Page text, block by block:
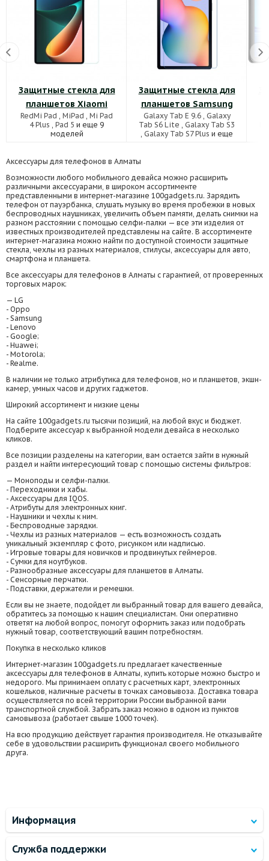
Защитные стекла для
планшетов Xiaomi
RedMi Pad , MiPad , Mi Pad
4 Plus , Pad 5 и еще 9
моделей
Защитные стекла для
планшетов Samsung
Galaxy Tab E 9.6, Galaxy
Tab S6 Lite , Galaxy Tab S3
, Galaxy Tab S7 Plus и еще
Аксессуары для телефонов в Алматы
Возможности любого мобильного девайса можно расширить
различными аксессуарами, в широком ассортименте
представленными в интернет-магазине 100gadgets.ru. Зарядить
телефон от пауэрбанка, слушать музыку во время пробежки в новых
беспроводных наушниках, увеличить объем памяти, делать снимки на
разном расстоянии с помощью селфи-палки — все эти изделия от
известных производителей представлены на сайте. В ассортименте
интернет-магазина можно найти по доступной стоимости защитные
стекла, чехлы из разных материалов, стилусы, аксессуары для авто,
смартфона и планшета.
Все аксессуары для телефонов в Алматы с гарантией, от проверенных
торговых марок:
— LG
- Oppo
- Samsung
- Lenovo
- Google;
- Huawei;
- Motorola;
- Realme.
В наличии не только атрибутика для телефонов, но и планшетов, экшн-
камер, умных часов и других гаджетов.
Широкий ассортимент и низкие цены
На сайте 100gadgets.ru тысячи позиций, на любой вкус и бюджет.
Подберите аксессуар к выбранной модели девайса в несколько
кликов.
Все позиции разделены на категории, вам остается зайти в нужный
раздел и найти интересующий товар с помощью системы фильтров:
— Моноподы и селфи-палки.
- Переходники и хабы.
- Аксессуары для IQOS.
- Атрибуты для электронных книг.
- Наушники и чехлы к ним.
- Беспроводные зарядки.
- Чехлы из разных материалов — есть возможность создать
уникальный экземпляр с фото, рисунком или надписью.
- Игровые товары для новичков и продвинутых геймеров.
- Сумки для ноутбуков.
- Разнообразные аксессуары для планшетов в Алматы.
- Сенсорные перчатки.
- Подставки, держатели и ремешки.
Если вы не знаете, подойдет ли выбранный товар для вашего девайса,
обратитесь за помощью к нашим специалистам. Они оперативно
ответят на любой вопрос, помогут оформить заказ или подобрать
нужный товар, соответствующий вашим потребностям.
Покупка в несколько кликов
Интернет-магазин 100gadgets.ru предлагает качественные
аксессуары для телефонов в Алматы, купить которые можно быстро и
недорого. Мы принимаем оплату с расчетных карт, электронных
кошельков, наличные расчеты в точках самовывоза. Доставка товара
осуществляется по всей территории России выбранной вами
транспортной службой. Забрать заказ можно в одном из пунктов
самовывоза (работает свыше 1000 точек).
На всю продукцию действует гарантия производителя. Не отказывайте
себе в удовольствии расширить функционал своего мобильного
друга.
Информация
Служба поддержки